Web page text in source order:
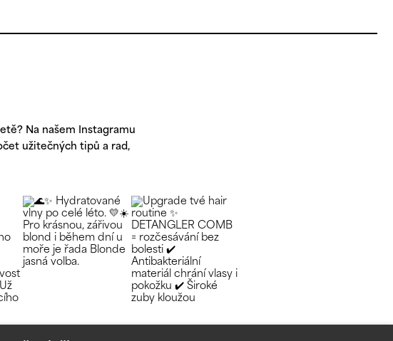
Na našem Instagramu
užitečných tipů a rad,